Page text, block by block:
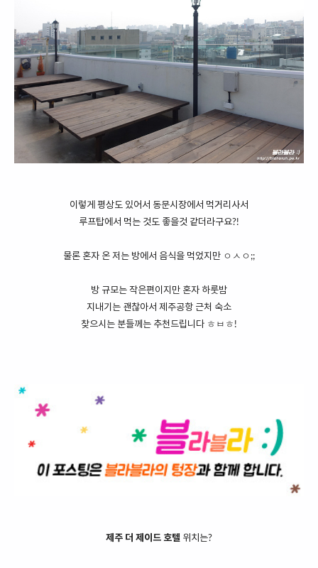
이렇게 평상도 있어서 동문시장에서 먹거리사서
루프탑에서 먹는 것도 좋을것 같더라구요?!
물론 혼자 온 저는 방에서 음식을 먹었지만 ㅇㅅㅇ;;
방 규모는 작은편이지만 혼자 하룻밤
지내기는 괜찮아서 제주공항 근처 숙소
찾으시는 분들께는 추천드립니다 ㅎㅂㅎ!
제주 더 제이드 호텔 위치는?